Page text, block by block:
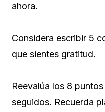
ahora.
Considera escribir 5
que sientes gratitud.
Reevalúa los 8
seguidos. Recuerda